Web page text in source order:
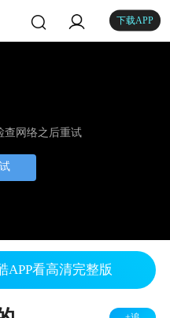
下载APP
查网络之后重试
APP看高清完整版